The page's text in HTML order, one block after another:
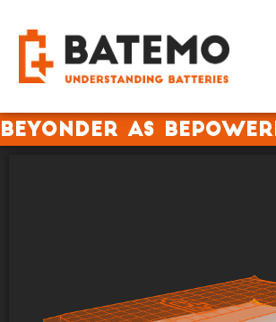
Beyonder AS